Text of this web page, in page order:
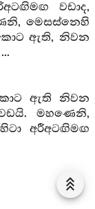
වඩාද,
මෙසස්නෙහි
ඇති, නිවන
ඇති නිවන
මහණෙනි,
අරීඅටඟිමඟ